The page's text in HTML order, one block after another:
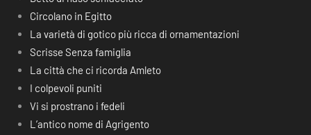
Circolano in Egitto
La varietà di gotico più ricca di ornamentazioni
Scrisse Senza famiglia
La città che ci ricorda Amleto
I colpevoli puniti
Vi si prostrano i fedeli
L’antico nome di Agrigento